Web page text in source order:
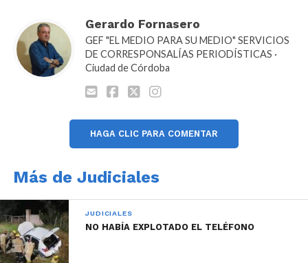
Durante la inspección en el interior del vertedero
utilización de materiales de salvamento en altura
para el descenso de dos operadores con técnica de
Rapel, pudiendo observar a 9 metros desde el
umbral del aliviadero principal por el interior del
mismo, en su sector noreste una marca compatible
con un impacto con material sólido. De la misma
manera a unos 5 metros más abajo, pero en el sector
sudeste otra una marca del mismo tipo, aunque no se
observaron filtraciones en la estructura en esos
niveles. Para esta tarea se recorrieron 45 metros en
Gerardo Fornasero
GEF "EL MEDIO PARA SU MEDIO" SERVICIOS
DE CORRESPONSALÍAS PERIODÍSTICAS ·
Ciudad de Córdoba
HAGA CLIC PARA COMENTAR
Más de Judiciales
JUDICIALES
NO HABÍA EXPLOTADO EL TELÉFONO